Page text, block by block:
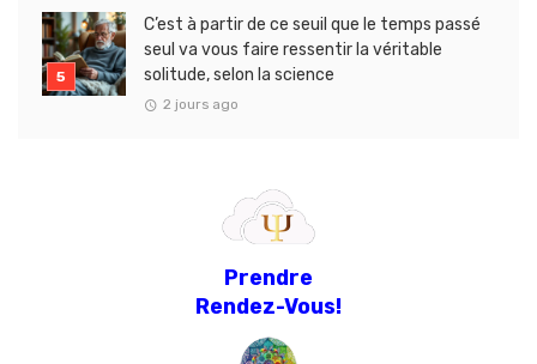
C’est à partir de ce seuil que le temps passé
seul va vous faire ressentir la véritable
solitude, selon la science
2 jours ago
Prendre
Rendez-Vous!